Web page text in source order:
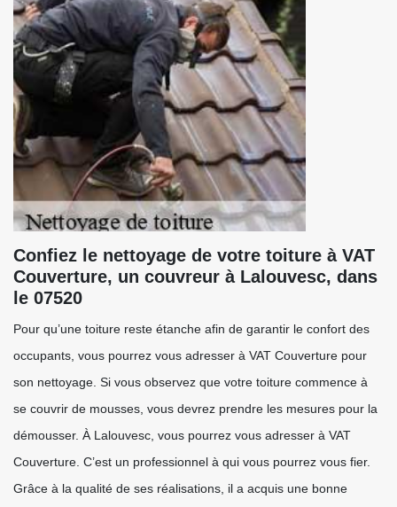
Confiez le nettoyage de votre toiture à VAT
Couverture, un couvreur à Lalouvesc, dans
le 07520
Pour qu’une toiture reste étanche afin de garantir le confort des
occupants, vous pourrez vous adresser à VAT Couverture pour
son nettoyage. Si vous observez que votre toiture commence à
se couvrir de mousses, vous devrez prendre les mesures pour la
démousser. À Lalouvesc, vous pourrez vous adresser à VAT
Couverture. C’est un professionnel à qui vous pourrez vous fier.
Grâce à la qualité de ses réalisations, il a acquis une bonne